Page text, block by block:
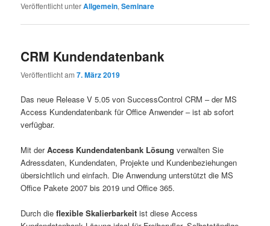
Veröffentlicht unterAllgemein,Seminare
CRM Kundendatenbank
Veröffentlicht am7. März 2019
Das neue Release V 5.05 von SuccessControl CRM – der MS
Access Kundendatenbank für Office Anwender – ist ab sofort
verfügbar.
Mit derAccess Kundendatenbank Lösung verwalten Sie
Adressdaten, Kundendaten, Projekte und Kundenbeziehungen
übersichtlich und einfach. Die Anwendung unterstützt die MS
Office Pakete 2007 bis 2019 und Office 365.
Durch dieflexible Skalierbarkeit ist diese Access